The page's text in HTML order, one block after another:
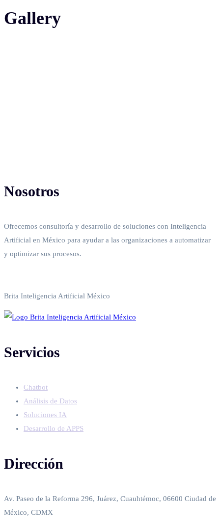
Gallery
Nosotros
Ofrecemos consultoría y desarrollo de soluciones con Inteligencia
Artificial en México para ayudar a las organizaciones a automatizar
y optimizar sus procesos.
Brita Inteligencia Artificial México
Servicios
Chatbot
Análisis de Datos
Soluciones IA
Desarrollo de APPS
Dirección
Av. Paseo de la Reforma 296, Juárez, Cuauhtémoc, 06600 Ciudad de
México, CDMX